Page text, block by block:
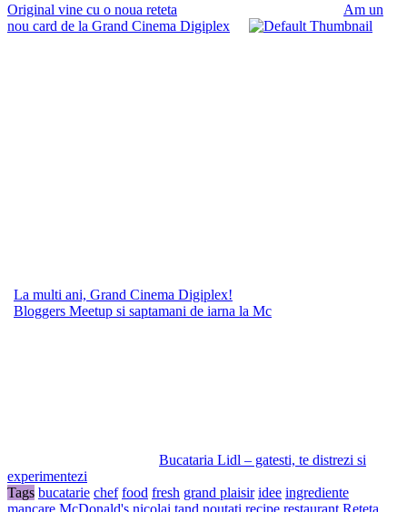
Original vine cu o noua reteta
Am un
nou card de la Grand Cinema Digiplex
La multi ani, Grand Cinema Digiplex!
Bloggers Meetup si saptamani de iarna la Mc
Bucataria Lidl – gatesti, te distrezi si
experimentezi
Tags bucatarie chef food fresh grand plaisir idee ingrediente
mancare McDonald's nicolai tand noutati recipe restaurant Reteta